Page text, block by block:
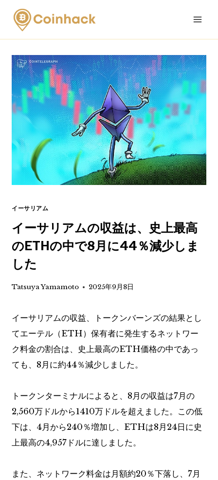
Skip
content
イーサリアム
イーサリアムの収益は、史上最高
のETHの中で8月に44％減少しま
した
Tatsuya Yamamoto 2025年9月8日
イーサリアムの収益、トークンバーンズの結果とし
てエーテル（ETH）保有者に発生するネットワー
ク料金の割合は、史上最高のETH価格の中であっ
ても、8月に約44％減少しました。
トークンターミナルによると、8月の収益は7月の
2,560万ドルから1410万ドルを超えました。この低
下は、4月から240％増加し、ETHは8月24日に史
上最高の4,957ドルに達しました。
また、ネットワーク料金は月額約20％下落し、7月